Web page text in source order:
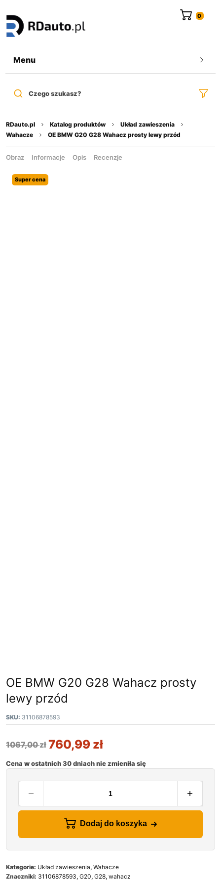
Menu
Czego szukasz?
RDauto.pl Katalog produktów
Układ zawieszenia
Wahacze
OE BMW G20 G28 Wahacz prosty lewy przód
Obraz Informacje Opis Recenzje
Super cena
OE BMW G20 G28 Wahacz prosty
lewy przód
SKU: 31106878593
1067,00zł 760,99 zł
Cena w ostatnich 30 dniach nie zmieniła się
Dodaj do koszyka
Kategorie: Układ zawieszenia, Wahacze
Znaczniki: 31106878593, G20, G28, wahacz